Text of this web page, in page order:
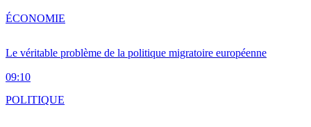
Le véritable problème de la politique migratoire européenne
09:10
ÉCONOMIE
POLITIQUE